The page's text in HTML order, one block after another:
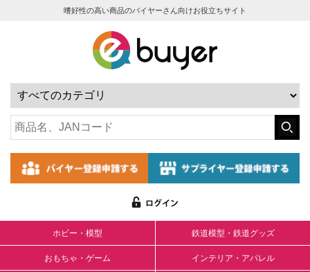
嗜好性の高い商品のバイヤーさん向けお役立ちサイト
ホビー・模型 鉄道模型・鉄道グッズ
おもちゃ・ゲーム インテリア・アパレル